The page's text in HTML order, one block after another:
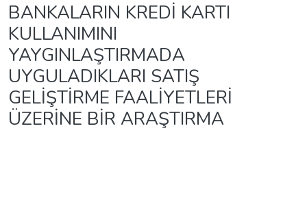
BANKALARIN KREDİ KARTI
KULLANIMINI
YAYGINLAŞTIRMADA
UYGULADIKLARI SATIŞ
GELİŞTİRME FAALİYETLERİ
ÜZERİNE BİR ARAŞTIRMA